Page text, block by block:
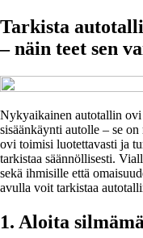
Tarkista
– näin teet sen
Nykyaikainen autotallin
sisäänkäynti autolle – se
ovi toimisi luotettavasti ja
tarkistaa säännöllisesti.
sekä ihmisille että
avulla voit tarkistaa
1. Aloita